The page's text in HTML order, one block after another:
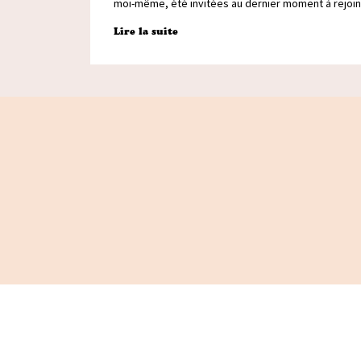
moi-même, été invitées au dernier moment à
Lire la suite